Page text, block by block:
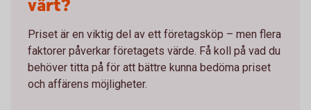
värt?
Priset är en viktig del av ett företagsköp – men flera
faktorer påverkar företagets värde. Få koll på vad du
behöver titta på för att bättre kunna bedöma priset
och affärens möjligheter.